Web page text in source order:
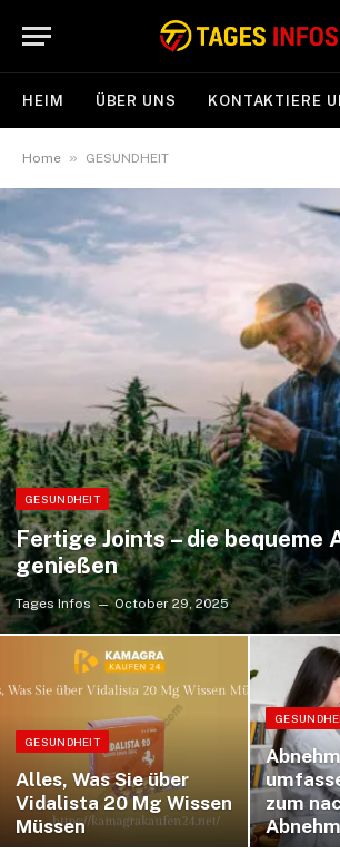
HEIM ÜBER UNS KONTAKTIERE
Home » GESUNDHEIT
GESUNDHEIT
Fertige Joints – die bequeme
genießen
Tages Infos October 29, 2025
GESUNDHEIT
Alles, Was Sie über
Vidalista 20 Mg Wissen
Müssen
zum